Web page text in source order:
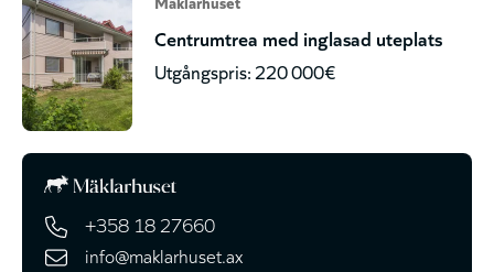
Centrumtrea med inglasad uteplats
Utgångspris: 220 000€
+358 18 27660
info@maklarhuset.ax